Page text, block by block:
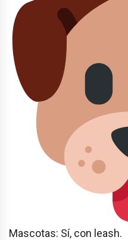
Mascotas: Sí, con leash.